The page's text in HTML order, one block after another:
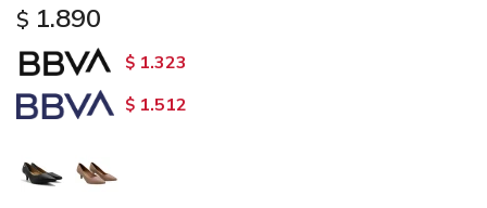
$ 1.890
$ 1.323
$ 1.512